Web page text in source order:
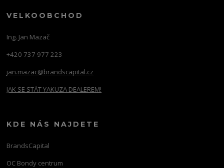
VELKOOBCHOD
Ing. Jan Mazač
+420 737 977 223
jan.mazac@brandscapital.cz
JAK SE STÁT YAKUZA DEALEREM!
KDE NÁS NAJDETE
BrandsCapital
OC Bondy centrum